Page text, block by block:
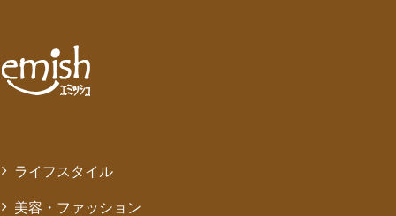
ライフスタイル
美容・ファッション